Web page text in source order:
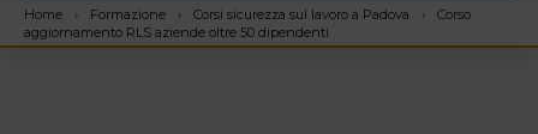
Home › Formazione › Corsi sicurezza sul lavoro a Padova ›
Corso
aggiornamento RLS aziende oltre 50 dipendenti